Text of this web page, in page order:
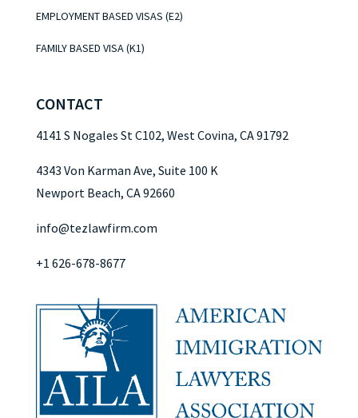
EMPLOYMENT BASED VISAS (E2)
FAMILY BASED VISA (K1)
CONTACT
4141 S Nogales St C102, West Covina, CA 91792
4343 Von Karman Ave, Suite 100 K
Newport Beach, CA 92660
info@tezlawfirm.com
+1 626-678-8677